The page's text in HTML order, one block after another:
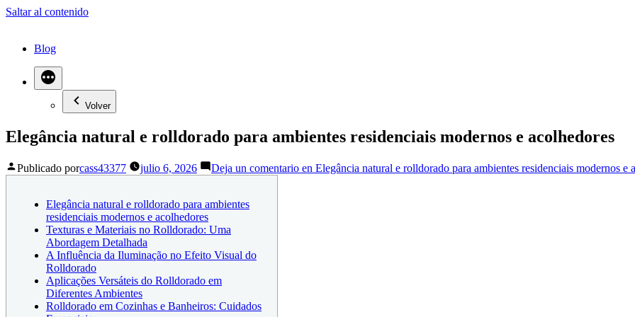
Saltar al contenido
Blog
Volver
Elegância natural e rolldorado para ambientes residenciais modernos e acolhedores
Publicado porcass43377 julio 6, 2026 Deja un comentario en Elegância natural e rolldorado para ambientes residenciais modernos e
Elegância natural e rolldorado para ambientes
residenciais modernos e acolhedores
Texturas e Materiais no Rolldorado: Uma
Abordagem Detalhada
A Influência da Iluminação no Efeito Visual do
Rolldorado
Aplicações Versáteis do Rolldorado em
Diferentes Ambientes
Rolldorado em Cozinhas e Banheiros: Cuidados